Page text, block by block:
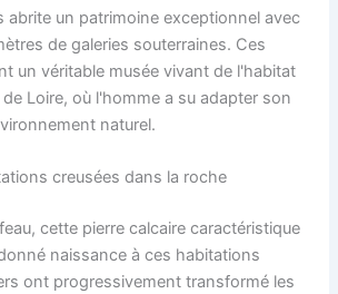
abrite un patrimoine exceptionnel avec
de galeries souterraines. Ces
un véritable musée vivant de l'habitat
Loire, où l'homme a su adapter son
naturel.
creusées dans la roche
cette pierre calcaire caractéristique
naissance à ces habitations
ont progressivement transformé les